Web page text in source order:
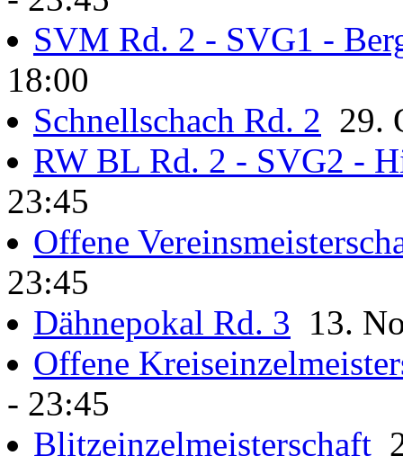
SVM Rd. 2 - SVG1 -
18:00
Schnellschach Rd. 2 29.
RW BL Rd. 2 - SVG2 -
23:45
Offene
23:45
Dähnepokal Rd. 3 13.
Offene
- 23:45
Blitzeinzelmeisterschaft